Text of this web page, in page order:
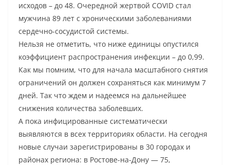
исходов – до 48. Очередной жертвой COVID стал
мужчина 89 лет с хроническими заболеваниями
сердечно-сосудистой системы.
Нельзя не отметить, что ниже единицы опустился
коэффициент распространения инфекции – до 0,99.
Как мы помним, что для начала масштабного снятия
ограничений он должен сохраняться как минимум 7
дней. Так что ждем и надеемся на дальнейшее
снижения количества заболевших.
А пока инфицированные систематически
выявляются в всех территориях области. На сегодня
новые случаи зарегистрированы в 30 городах и
районах региона: в Ростове-на-Дону — 75,